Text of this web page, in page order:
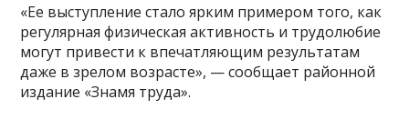
«Ее выступление стало ярким примером того, как
регулярная физическая активность и трудолюбие
могут привести к впечатляющим результатам
даже в зрелом возрасте», — сообщает районной
издание «Знамя труда».